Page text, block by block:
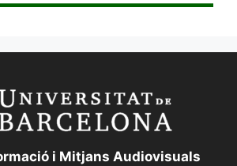
i Mitjans Audiovisuals